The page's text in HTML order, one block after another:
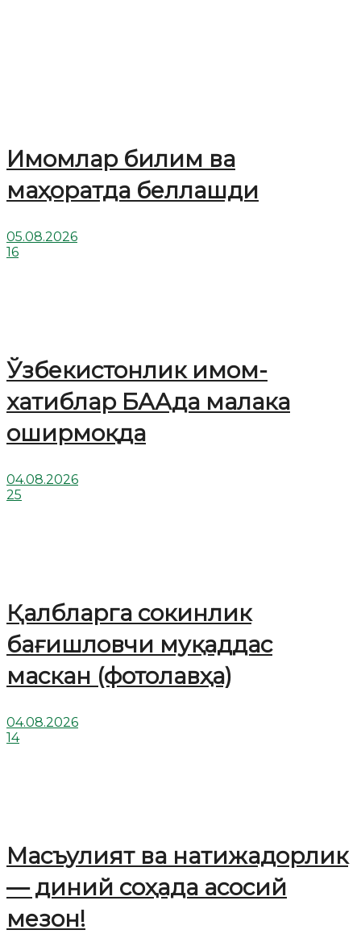
Имомлар билим ва
маҳоратда беллашди
05.08.2026
16
Ўзбекистонлик имом-
хатиблар БААда малака
оширмоқда
04.08.2026
25
Қалбларга сокинлик
бағишловчи муқаддас
маскан (фотолавҳа)
04.08.2026
14
Масъулият ва натижадорлик
— диний соҳада асосий
мезон!